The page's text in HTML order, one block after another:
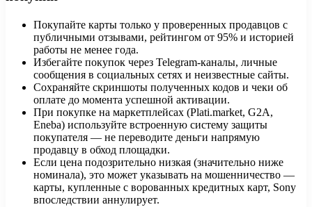
Покупайте карты только у проверенных продавцов с
публичными отзывами, рейтингом от 95% и историей
работы не менее года.
Избегайте покупок через Telegram-каналы, личные
сообщения в социальных сетях и неизвестные сайты.
Сохраняйте скриншоты полученных кодов и чеки об
оплате до момента успешной активации.
При покупке на маркетплейсах (Plati.market, G2A,
Eneba) используйте встроенную систему защиты
покупателя — не переводите деньги напрямую
продавцу в обход площадки.
Если цена подозрительно низкая (значительно ниже
номинала), это может указывать на мошенничество —
карты, купленные с ворованных кредитных карт, Sony
впоследствии аннулирует.